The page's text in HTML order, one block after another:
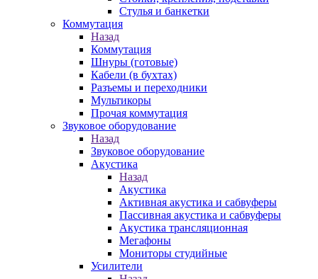
Стулья и банкетки
Коммутация
Назад
Коммутация
Шнуры (готовые)
Кабели (в бухтах)
Разъемы и переходники
Мультикоры
Прочая коммутация
Звуковое оборудование
Назад
Звуковое оборудование
Акустика
Назад
Акустика
Активная акустика и сабвуферы
Пассивная акустика и сабвуферы
Акустика трансляционная
Мегафоны
Мониторы студийные
Усилители